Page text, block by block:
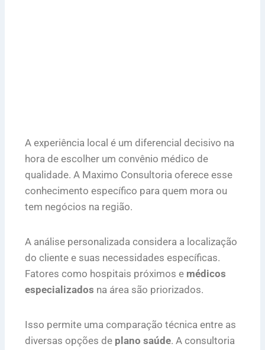
A experiência local é um diferencial decisivo na
hora de escolher um convênio médico de
qualidade. A Maximo Consultoria oferece esse
conhecimento específico para quem mora ou
tem negócios na região.
A análise personalizada considera a localização
do cliente e suas necessidades específicas.
Fatores como hospitais próximos e médicos
especializados na área são priorizados.
Isso permite uma comparação técnica entre as
diversas opções de plano saúde. A consultoria